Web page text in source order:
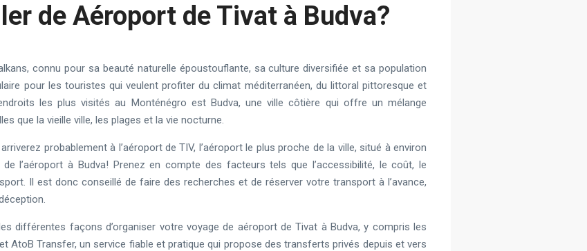
de Aéroport de Tivat à Budva?
connu pour sa beauté naturelle époustouflante, sa culture diversifiée et sa population
pour les touristes qui veulent profiter du climat méditerranéen, du littoral pittoresque et
les plus visités au Monténégro est Budva, une ville côtière qui offre un mélange
que la vieille ville, les plages et la vie nocturne.
probablement à l’aéroport de TIV, l’aéroport le plus proche de la ville, situé à environ
l’aéroport à Budva! Prenez en compte des facteurs tels que l’accessibilité, le coût, le
Il est donc conseillé de faire des recherches et de réserver votre transport à l’avance,
différentes façons d’organiser votre voyage de aéroport de Tivat à Budva, y compris les
AtoB Transfer, un service fiable et pratique qui propose des transferts privés depuis et vers